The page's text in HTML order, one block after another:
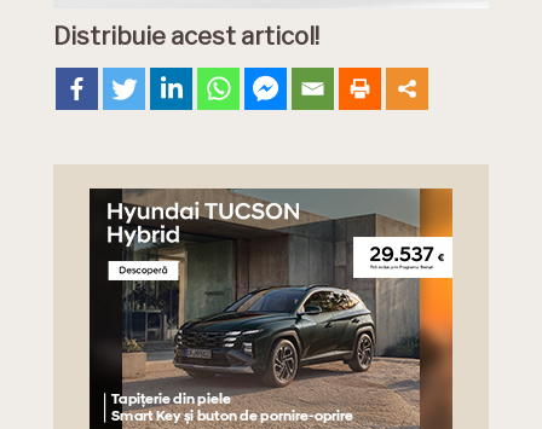
Distribuie acest articol!